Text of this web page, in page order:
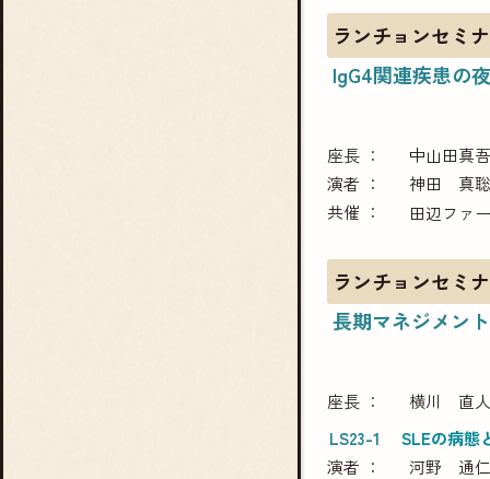
ランチョンセミ
IgG4関連疾患の
座長
中山田真吾
演者
神田 真聡
共催
田辺ファ
ランチョンセミ
長期マネジメン
座長
横川 直人
LS23-1
SLEの病態
演者
河野 通仁